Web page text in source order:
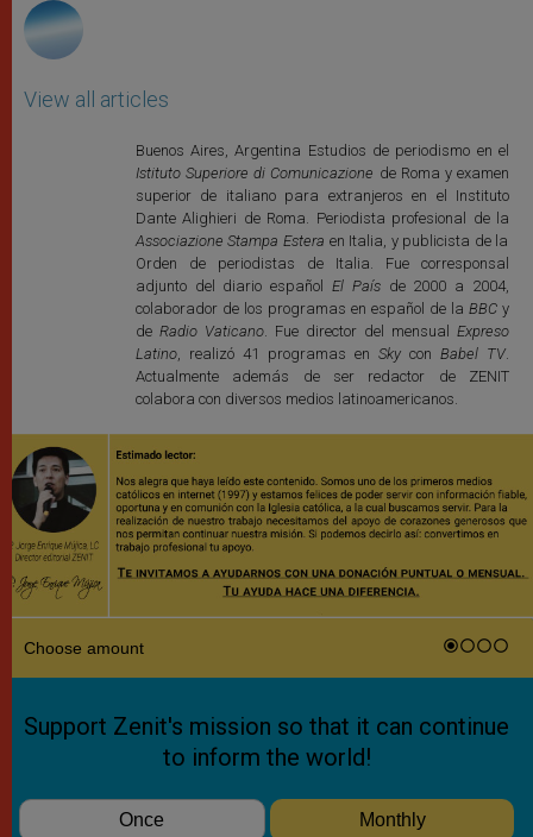
View all articles
Buenos Aires, Argentina Estudios de periodismo en el
Istituto Superiore di Comunicazione de Roma y examen
superior de italiano para extranjeros en el Instituto
Dante Alighieri de Roma. Periodista profesional de la
Associazione Stampa Estera en Italia, y publicista de la
Orden de periodistas de Italia. Fue corresponsal
adjunto del diario españolEl Paísde 2000 a 2004,
colaborador de los programas en español de la BBCy
de Radio Vaticano. Fue director del mensualExpreso
Latino, realizó 41 programas en Skycon Babel TV.
Actualmente además de ser redactor de ZENIT
colabora con diversos medios latinoamericanos.